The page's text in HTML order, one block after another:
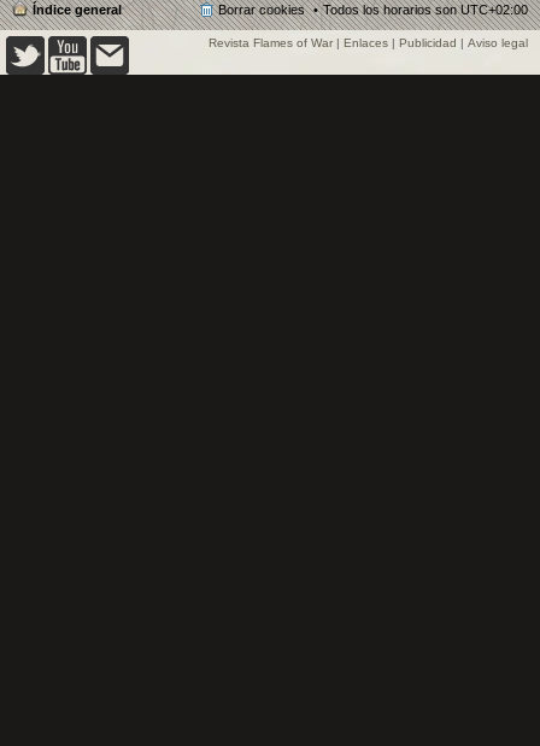
Índice general Todos los horarios sonUTC+02:00
Borrar cookies
Revista Flames of War | Enlaces | Publicidad | Aviso legal